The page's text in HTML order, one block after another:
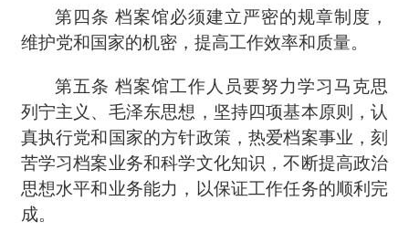
第四条 档案馆必须建立严密的规章制度，
维护党和国家的机密，提高工作效率和质量。
第五条 档案馆工作人员要努力学习马克思
列宁主义、毛泽东思想，坚持四项基本原则，认
真执行党和国家的方针政策，热爱档案事业，刻
苦学习档案业务和科学文化知识，不断提高政治
思想水平和业务能力，以保证工作任务的顺利完
成。